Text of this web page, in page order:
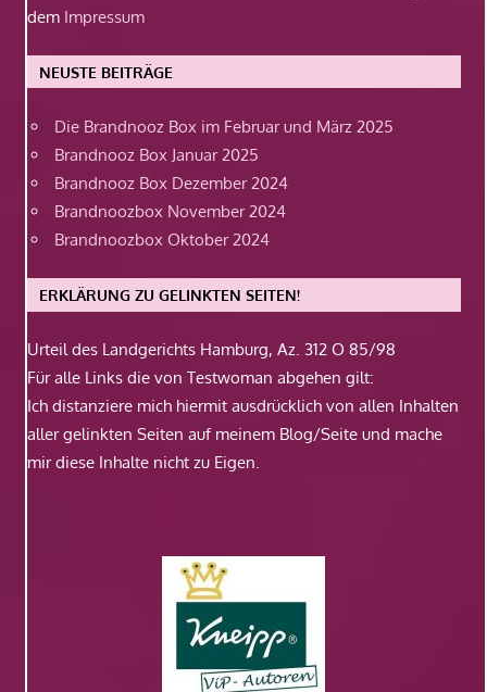
dem Impressum
NEUSTE BEITRÄGE
Die Brandnooz Box im Februar und März 2025
Brandnooz Box Januar 2025
Brandnooz Box Dezember 2024
Brandnoozbox November 2024
Brandnoozbox Oktober 2024
ERKLÄRUNG ZU GELINKTEN SEITEN!
Urteil des Landgerichts Hamburg, Az. 312 O 85/98
Für alle Links die von Testwoman abgehen gilt:
Ich distanziere mich hiermit ausdrücklich von allen Inhalten
aller gelinkten Seiten auf meinem Blog/Seite und mache
mir diese Inhalte nicht zu Eigen.